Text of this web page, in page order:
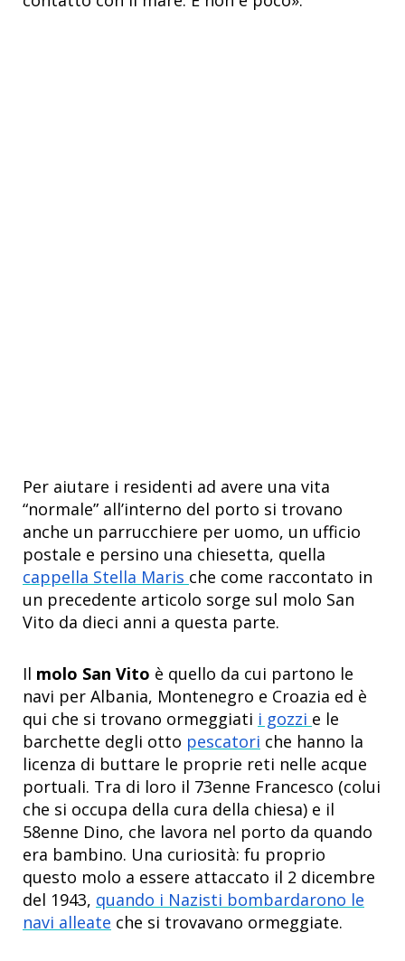
Per aiutare i residenti ad avere una vita
“normale” all’interno del porto si trovano
anche un parrucchiere per uomo, un ufficio
postale e persino una chiesetta, quella
cappella Stella Maris che come raccontato in
un precedente articolo sorge sul molo San
Vito da dieci anni a questa parte.
Il molo San Vito è quello da cui partono le
navi per Albania, Montenegro e Croazia ed è
qui che si trovano ormeggiati i gozzi e le
barchette degli otto pescatori che hanno la
licenza di buttare le proprie reti nelle acque
portuali. Tra di loro il 73enne Francesco (colui
che si occupa della cura della chiesa) e il
58enne Dino, che lavora nel porto da quando
era bambino. Una curiosità: fu proprio
questo molo a essere attaccato il 2 dicembre
del 1943, quando i Nazisti bombardarono le
navi alleate che si trovavano ormeggiate.